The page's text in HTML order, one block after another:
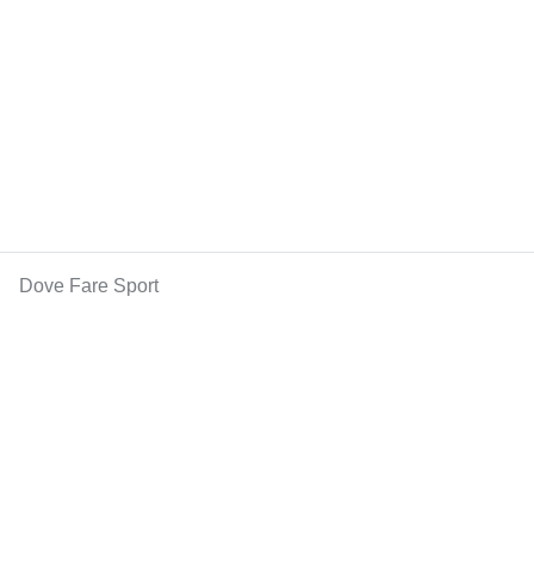
Dove Fare Sport